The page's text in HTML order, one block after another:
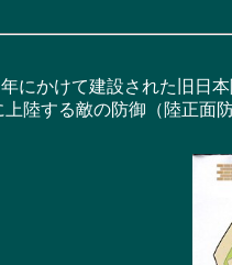
にかけて建設された旧日
陸する敵の防御（陸正面